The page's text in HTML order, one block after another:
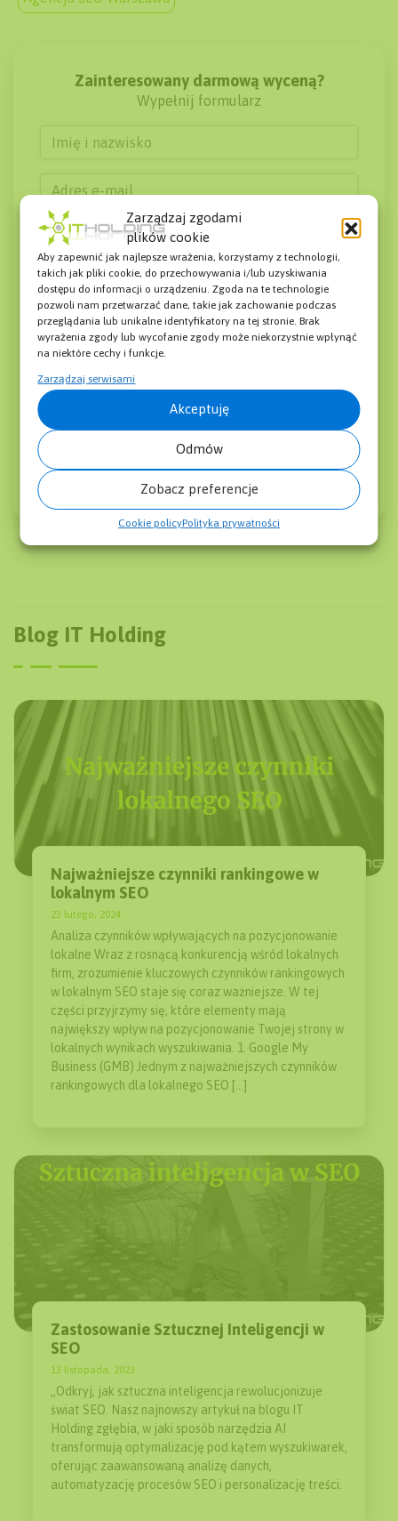
Zarządzaj zgodami
plików cookie
Aby zapewnić jak najlepsze wrażenia, korzystamy z technologii,
takich jak pliki cookie, do przechowywania i/lub uzyskiwania
dostępu do informacji o urządzeniu. Zgoda na te technologie
pozwoli nam przetwarzać dane, takie jak zachowanie podczas
przeglądania lub unikalne identyfikatory na tej stronie. Brak
wyrażenia zgody lub wycofanie zgody może niekorzystnie wpłynąć
na niektóre cechy i funkcje.
Zarządzaj serwisami
Akceptuję
Odmów
Zobacz preferencje
Cookie policyPolityka prywatności
Zainteresowany darmową wyceną?
Wypełnij formularz
Wyrażam zgodę na przetwarzanie moich danych osobowych podanych w
Blog IT Holding
Najważniejsze czynniki rankingowe w
lokalnym SEO
23 lutego, 2024
Analiza czynników wpływających na pozycjonowanie
lokalne Wraz z rosnącą konkurencją wśród lokalnych
firm, zrozumienie kluczowych czynników rankingowych
w lokalnym SEO staje się coraz ważniejsze. W tej
części przyjrzymy się, które elementy mają
największy wpływ na pozycjonowanie Twojej strony w
lokalnych wynikach wyszukiwania. 1. Google My
Business (GMB) Jednym z najważniejszych czynników
rankingowych dla lokalnego SEO […]
Zastosowanie Sztucznej Inteligencji w
SEO
13 listopada, 2023
„Odkryj, jak sztuczna inteligencja rewolucjonizuje
świat SEO. Nasz najnowszy artykuł na blogu IT
Holding zgłębia, w jaki sposób narzędzia AI
transformują optymalizację pod kątem wyszukiwarek,
oferując zaawansowaną analizę danych,
automatyzację procesów SEO i personalizację treści.